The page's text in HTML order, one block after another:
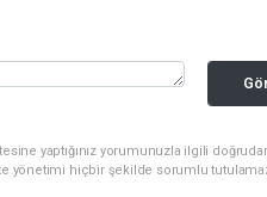
yaptığınız yorumunuzla ilgili
yönetimi hiçbir şekilde sorumlu